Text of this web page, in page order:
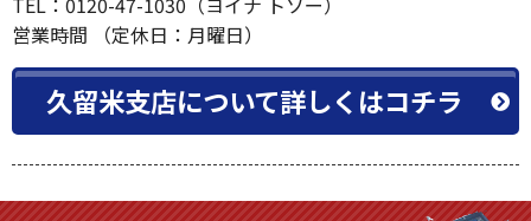
営業時間 （定休日：月曜日）
久留米支店について詳しくはコチラ